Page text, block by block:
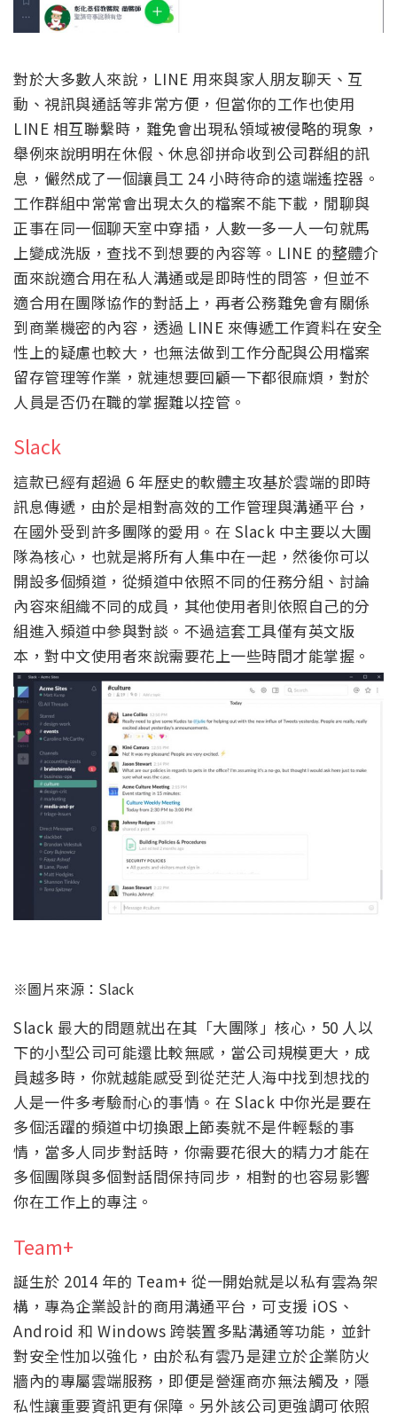
對於大多數人來說，LINE 用來與家人朋友聊天、互
動、視訊與通話等非常方便，但當你的工作也使用
LINE 相互聯繫時，難免會出現私領域被侵略的現象，
舉例來說明明在休假、休息卻拼命收到公司群組的訊
息，儼然成了一個讓員工 24 小時待命的遠端遙控器。
工作群組中常常會出現太久的檔案不能下載，閒聊與
正事在同一個聊天室中穿插，人數一多一人一句就馬
上變成洗版，查找不到想要的內容等。LINE 的整體介
面來說適合用在私人溝通或是即時性的問答，但並不
適合用在團隊協作的對話上，再者公務難免會有關係
到商業機密的內容，透過 LINE 來傳遞工作資料在安全
性上的疑慮也較大，也無法做到工作分配與公用檔案
留存管理等作業，就連想要回顧一下都很麻煩，對於
人員是否仍在職的掌握難以控管。
Slack
這款已經有超過 6 年歷史的軟體主攻基於雲端的即時
訊息傳遞，由於是相對高效的工作管理與溝通平台，
在國外受到許多團隊的愛用。在 Slack 中主要以大團
隊為核心，也就是將所有人集中在一起，然後你可以
開設多個頻道，從頻道中依照不同的任務分組、討論
內容來組織不同的成員，其他使用者則依照自己的分
組進入頻道中參與對談。不過這套工具僅有英文版
本，對中文使用者來說需要花上一些時間才能掌握。
※圖片來源：Slack
Slack 最大的問題就出在其「大團隊」核心，50 人以
下的小型公司可能還比較無感，當公司規模更大，成
員越多時，你就越能感受到從茫茫人海中找到想找的
人是一件多考驗耐心的事情。在 Slack 中你光是要在
多個活躍的頻道中切換跟上節奏就不是件輕鬆的事
情，當多人同步對話時，你需要花很大的精力才能在
多個團隊與多個對話間保持同步，相對的也容易影響
你在工作上的專注。
Team+
誕生於 2014 年的 Team+ 從一開始就是以私有雲為架
構，專為企業設計的商用溝通平台，可支援 iOS、
Android 和 Windows 跨裝置多點溝通等功能，並針
對安全性加以強化，由於私有雲乃是建立於企業防火
牆內的專屬雲端服務，即便是營運商亦無法觸及，隱
私性讓重要資訊更有保障。另外該公司更強調可依照